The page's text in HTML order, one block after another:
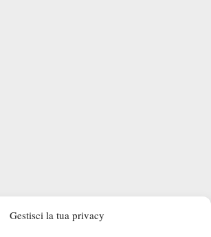
Gestisci la tua privacy